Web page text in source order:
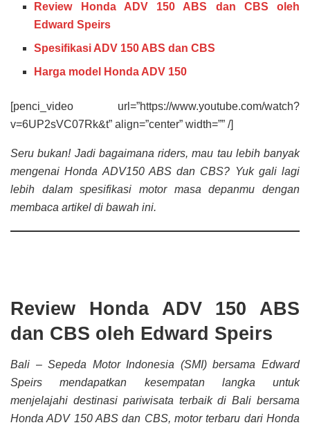
Review Honda ADV 150 ABS dan CBS oleh
Edward Speirs
Spesifikasi ADV 150 ABS dan CBS
Harga model Honda ADV 150
[penci_video url=”https://www.youtube.com/watch?
v=6UP2sVC07Rk&t” align=”center” width=”” /]
Seru bukan! Jadi bagaimana riders, mau tau lebih banyak
mengenai Honda ADV150 ABS dan CBS? Yuk gali lagi
lebih dalam spesifikasi motor masa depanmu dengan
membaca artikel di bawah ini.
Review Honda ADV 150 ABS
dan CBS oleh Edward Speirs
Bali – Sepeda Motor Indonesia (SMI) bersama Edward
Speirs mendapatkan kesempatan langka untuk
menjelajahi destinasi pariwisata terbaik di Bali bersama
Honda ADV 150 ABS dan CBS, motor terbaru dari Honda